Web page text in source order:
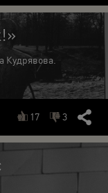
Кудрявова.
17 3